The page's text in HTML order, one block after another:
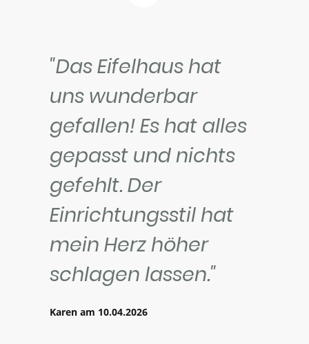
"Das Eifelhaus hat
uns wunderbar
gefallen! Es hat alles
gepasst und nichts
gefehlt. Der
Einrichtungsstil hat
mein Herz höher
schlagen lassen."
Karen am 10.04.2026